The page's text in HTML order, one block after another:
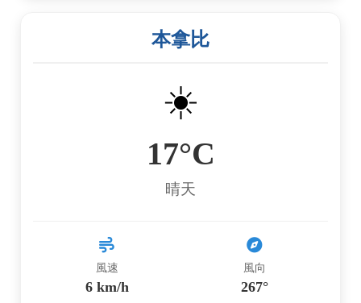
本拿比
☀️
17°C
晴天
風速
6 km/h
風向
267°